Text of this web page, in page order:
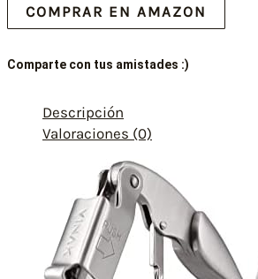
COMPRAR EN AMAZON
Comparte con tus amistades :)
Descripción
Valoraciones (0)